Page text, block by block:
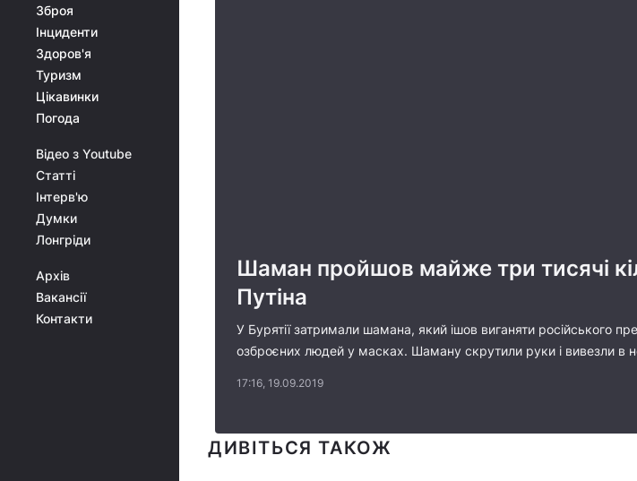
Зброя
Інциденти
Здоров'я
Туризм
Цікавинки
Погода
Відео з Youtube
Статті
Інтерв'ю
Думки
Лонгріди
Архів
Вакансії
Контакти
Шаман пройшов майже три тисячі
Путіна
У Бурятії затримали шамана, який ішов виганяти російського
озброєних людей у масках. Шаману скрутили руки і вивезли в
17:16, 19.09.2019
ДИВІТЬСЯ ТАКОЖ